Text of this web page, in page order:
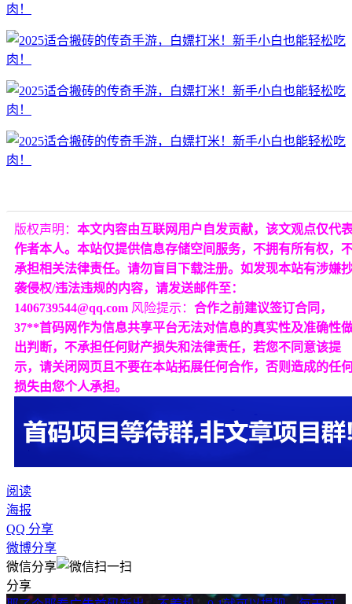
版权声明： 本文内容由互联网用户自发贡献，该文观点仅代
作者本人。本站仅提供信息存储空间服务，不拥有所有权，
承担相关法律责任。请勿盲目下载注册。如发现本站有涉嫌
袭侵权/违法违规的内容，请发送邮件至：
1406739544@qq.com 风险提示： 合作之前建议签订合同，
37**首码网作为信息共享平台无法对信息的真实性及准确性
出判断，不承担任何财产损失和法律责任，若您不同意该提
示，请关闭网页且不要在本站拓展任何合作，否则造成的任
损失由您个人承担。
阅读
海报
QQ 分享
微博分享
微信分享
分享